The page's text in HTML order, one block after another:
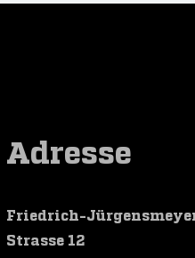
Adresse
Friedrich-
Strasse 12